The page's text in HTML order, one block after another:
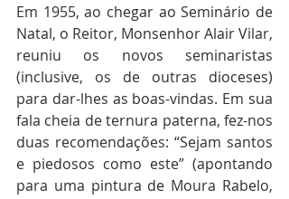
Em 1955, ao chegar ao Seminário de
Natal, o Reitor, Monsenhor Alair Vilar,
reuniu os novos seminaristas
(inclusive, os de outras dioceses)
para dar-lhes as boas-vindas. Em sua
fala cheia de ternura paterna, fez-nos
duas recomendações: “Sejam santos
e piedosos como este” (apontando
para uma pintura de Moura Rabelo,